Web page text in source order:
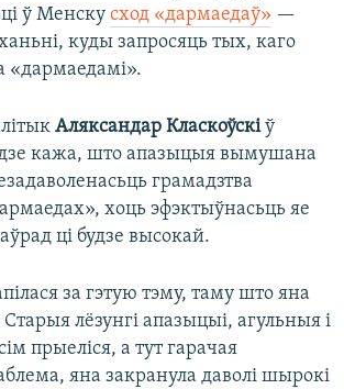
ў Менску сход «дармаедаў» —
куды запросяць тых, каго
«дармаедамі».
Аляксандар Класкоўскіў
кажа, што апазыцыя вымушана
грамадзтва
хоць эфэктыўнасьць яе
ці будзе высокай.
за гэтую тэму, таму што яна
лёзунгі апазыцыі, агульныя і
прыеліся, а тут гарачая
яна закранула даволі шырокі